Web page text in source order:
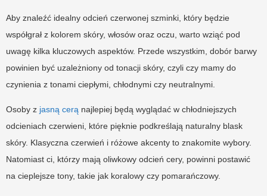
Aby znaleźć idealny odcień czerwonej szminki, który będzie
współgrał z kolorem skóry, włosów oraz oczu, warto wziąć pod
uwagę kilka kluczowych aspektów. Przede wszystkim, dobór barwy
powinien być uzależniony od tonacji skóry, czyli czy mamy do
czynienia z tonami ciepłymi, chłodnymi czy neutralnymi.
Osoby z jasną cerą najlepiej będą wyglądać w chłodniejszych
odcieniach czerwieni, które pięknie podkreślają naturalny blask
skóry. Klasyczna czerwień i różowe akcenty to znakomite wybory.
Natomiast ci, którzy mają oliwkowy odcień cery, powinni postawić
na cieplejsze tony, takie jak koralowy czy pomarańczowy.